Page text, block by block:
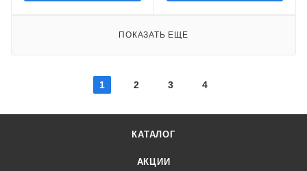
ПОКАЗАТЬ ЕЩЕ
1 2 3 4
КАТАЛОГ
АКЦИИ